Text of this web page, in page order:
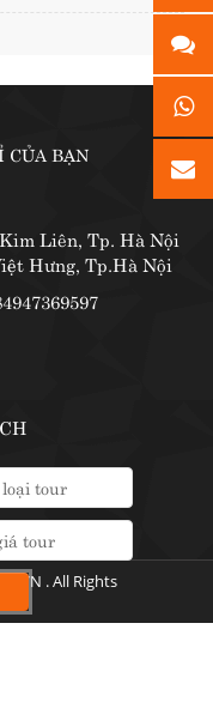
CỦA BẠN
Kim Liên, Tp. Hà Nội
Hưng, Tp.Hà Nội
xe phượt
. All Rights